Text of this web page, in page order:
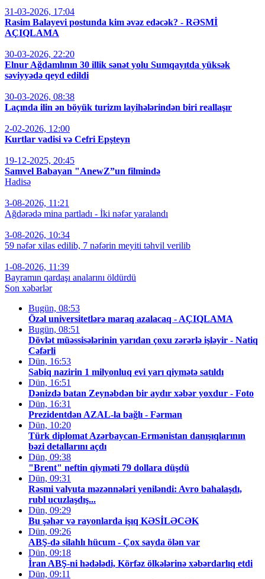
31-03-2026, 17:04
Rasim Balayevi postunda kim əvəz edəcək? - RƏSMİ
AÇIQLAMA
30-03-2026, 22:20
Elnur Ağdamlının 30 illik sənət yolu Sumqayıtda yüksək
səviyyədə qeyd edildi
30-03-2026, 08:38
Laçında ilin ən böyük turizm layihələrindən biri reallaşır
2-02-2026, 12:00
Kurtlar vadisi və Cefri Epşteyn
19-12-2025, 20:45
Samvel Babayan "AnewZ”un filmində
Hadisə
3-08-2026, 11:21
Ağdərədə mina partladı - İki nəfər yaralandı
3-08-2026, 10:34
59 nəfər xilas edilib, 7 nəfərin meyiti təhvil verilib
1-08-2026, 11:39
Bayramın qardaşı analarını öldürdü
Son xəbərlər
Bugün, 08:53
Özəl universitetlərə maraq azalacaq - AÇIQLAMA
Bugün, 08:51
Dövlət müəssisələrinin yarıdan çoxu zərərlə işləyir - Natiq
Cəfərli
Dün, 16:53
Sabiq nazirin 1 milyonluq evi yarı qiymətə satıldı
Dün, 16:51
Dənizdə batan Zeynəbdən bir aydır xəbər yoxdur - Foto
Dün, 16:31
Prezidentdən AZAL-la bağlı - Fərman
Dün, 10:20
Türk diplomat Azərbaycan-Ermənistan danışıqlarının
bəzi detallarını açdı
Dün, 09:38
"Brent" neftin qiyməti 79 dollara düşdü
Dün, 09:31
Rəsmi valyuta məzənnələri yeniləndi: Avro bahalaşdı,
rubl ucuzlaşdış...
Dün, 09:29
Bu şəhər və rayonlarda işıq KƏSİLƏCƏK
Dün, 09:26
ABŞ-də silahlı hücum - Çox sayda ölən var
Dün, 09:18
İran ABŞ-ni hədələdi, Körfəz ölkələrinə xəbərdarlıq etdi
Dün, 09:11